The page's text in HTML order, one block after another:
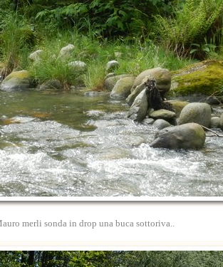
merli sonda in drop una buca sottoriva..